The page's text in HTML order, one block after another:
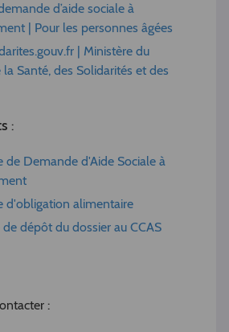
d’aide sociale à
| Pour les personnes âgées
| Ministère du
la Santé, des Solidarités et des
:
de Demande d'Aide Sociale à
d'obligation alimentaire
de dépôt du dossier au CCAS
: